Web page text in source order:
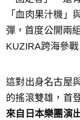
「血肉果汁機」
彈，首度公開兩
KUZIRA跨海參
這對出身名古屋
的搖滾雙雄，首
來自日本樂團演